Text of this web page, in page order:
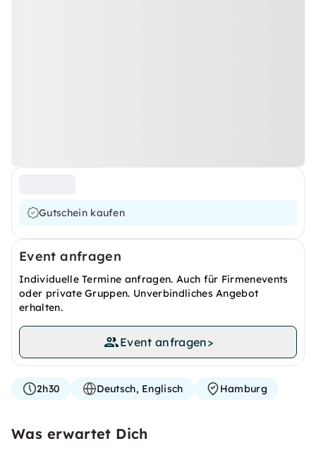
Gutschein kaufen
Event anfragen
Individuelle Termine anfragen. Auch für Firmenevents
oder private Gruppen. Unverbindliches Angebot
erhalten.
Event anfragen>
2h30 Deutsch, Englisch Hamburg
Was erwartet Dich